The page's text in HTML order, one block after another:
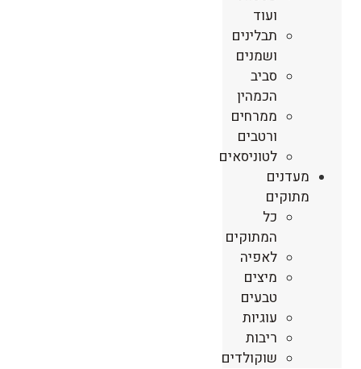
ועוד
תבלינים
ושמנים
סביב
הכמהין
ממרחים
ורטבים
לטוניסאים
מעדנים
מתוקים
כל
המתוקים
לאפיה
מיצים
טבעים
עוגיות
ריבות
שוקולדים